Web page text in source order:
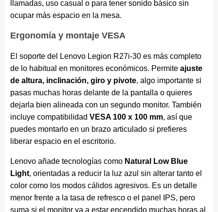
llamadas, uso casual o para tener sonido básico sin
ocupar más espacio en la mesa.
Ergonomía y montaje VESA
El soporte del Lenovo Legion R27i-30 es más completo
de lo habitual en monitores económicos. Permite ajuste
de altura, inclinación, giro y pivote, algo importante si
pasas muchas horas delante de la pantalla o quieres
dejarla bien alineada con un segundo monitor. También
incluye compatibilidad VESA 100 x 100 mm, así que
puedes montarlo en un brazo articulado si prefieres
liberar espacio en el escritorio.
Lenovo añade tecnologías como Natural Low Blue
Light, orientadas a reducir la luz azul sin alterar tanto el
color como los modos cálidos agresivos. Es un detalle
menor frente a la tasa de refresco o el panel IPS, pero
suma si el monitor va a estar encendido muchas horas al